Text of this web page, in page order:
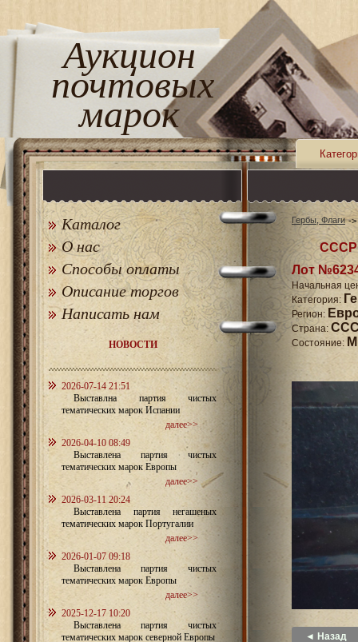
Аукцион
почтовых
марок
Каталог
О нас
Способы оплаты
Описание торгов
Написать нам
НОВОСТИ
2026-07-14 21:51
Выставлна партия чистых
тематических марок Испании
далее>>
2026-04-10 08:49
Выставлена партия чистых
тематических марок Европы
далее>>
2026-03-11 20:24
Выставлена партия негашеных
тематических марок Португалии
далее>>
2026-01-07 09:18
Выставлена партия чистых
тематических марок Европы
далее>>
2025-12-17 10:20
Выставлена партия чистых
тематических марок северной Европы
Гербы, Флаги
СССР
Лот
Начальная
Категория:
Регион:
Страна:
Состояние:
◄ Назад